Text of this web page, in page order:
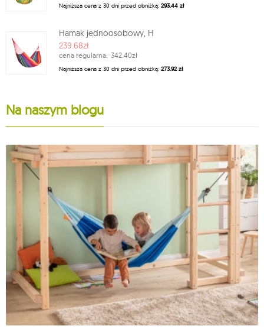
Najniższa cena z 30 dni przed obniżką: 293.44 zł
Hamak jednoosobowy, H
239.68zł
cena regularna: 342.40zł
Najniższa cena z 30 dni przed obniżką: 273.92 zł
Na naszym blogu